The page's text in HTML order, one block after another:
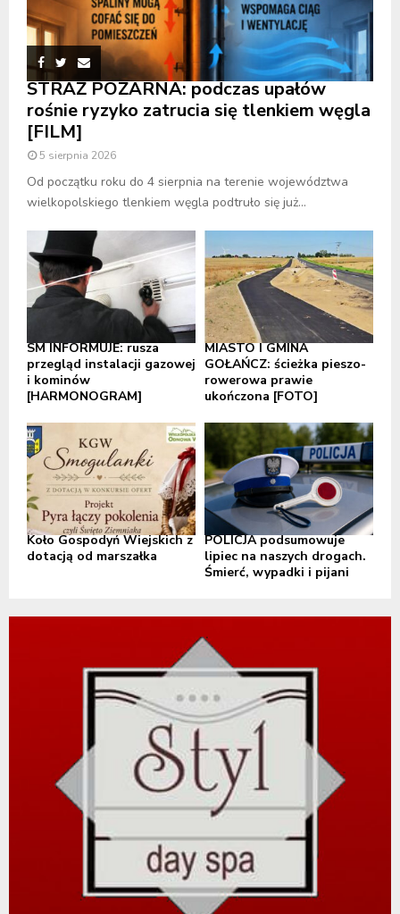
STRAŻ POŻARNA: podczas upałów
rośnie ryzyko zatrucia się tlenkiem węgla
[FILM]
5 sierpnia 2026
Od początku roku do 4 sierpnia na terenie województwa
wielkopolskiego tlenkiem węgla podtruło się już...
SM INFORMUJE: rusza
przegląd instalacji gazowej
i kominów
[HARMONOGRAM]
MIASTO I GMINA
GOŁAŃCZ: ścieżka pieszo-
rowerowa prawie
ukończona [FOTO]
Koło Gospodyń Wiejskich z
dotacją od marszałka
POLICJA podsumowuje
lipiec na naszych drogach.
Śmierć, wypadki i pijani